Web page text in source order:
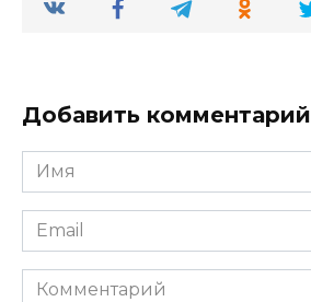
Добавить комментарий
Имя
*
Email
*
Комментарий